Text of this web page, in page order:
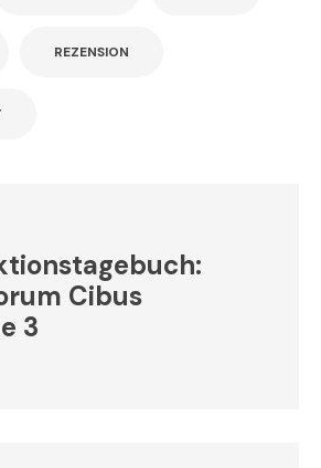
REZENSION
Cibus
3